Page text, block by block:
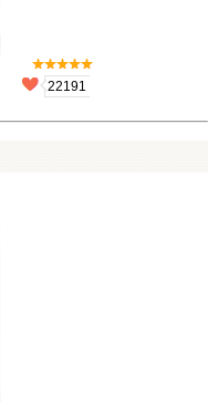
22191